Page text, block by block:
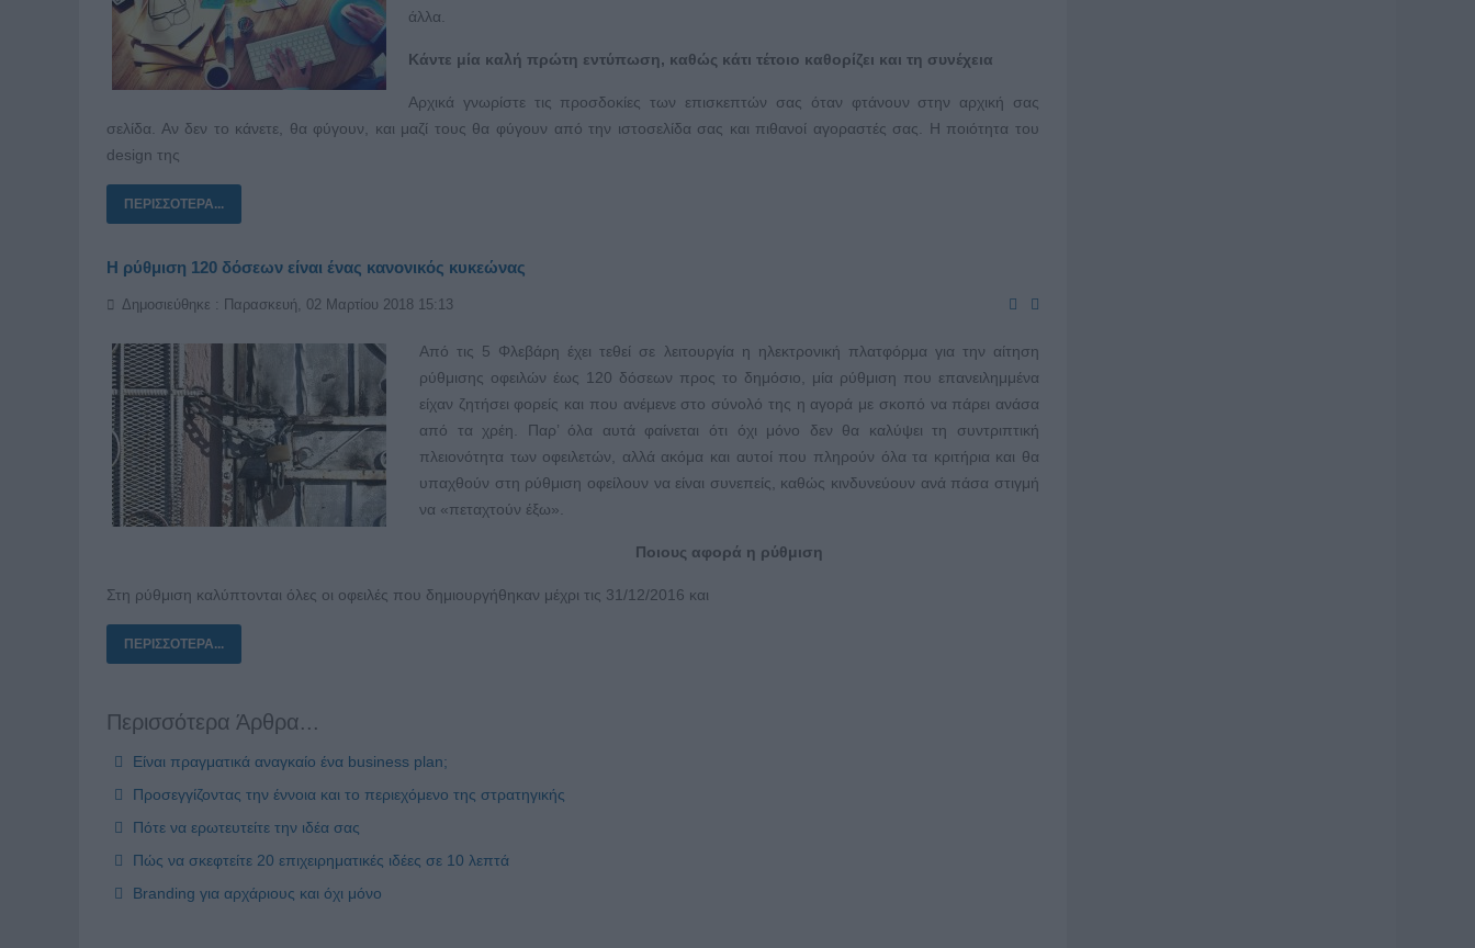
άλλα.
Κάντε μία καλή πρώτη εντύπωση, καθώς κάτι τέτοιο καθορίζει και τη συνέχεια
Αρχικά γνωρίστε τις προσδοκίες των επισκεπτών σας όταν φτάνουν στην αρχική σας
σελίδα. Αν δεν το κάνετε, θα φύγουν, και μαζί τους θα φύγουν από την ιστοσελίδα σας και πιθανοί αγοραστές σας. Η ποιότητα του
design της
ΠΕΡΙΣΣΌΤΕΡΑ...
Η ρύθμιση 120 δόσεων είναι ένας κανονικός κυκεώνας
Δημοσιεύθηκε : Παρασκευή, 02 Μαρτίου 2018 15:13
Από τις 5 Φλεβάρη έχει τεθεί σε λειτουργία η ηλεκτρονική πλατφόρμα για την αίτηση
ρύθμισης οφειλών έως 120 δόσεων προς το δημόσιο, μία ρύθμιση που επανειλημμένα
είχαν ζητήσει φορείς και που ανέμενε στο σύνολό της η αγορά με σκοπό να πάρει ανάσα
από τα χρέη. Παρ’ όλα αυτά φαίνεται ότι όχι μόνο δεν θα καλύψει τη συντριπτική
πλειονότητα των οφειλετών, αλλά ακόμα και αυτοί που πληρούν όλα τα κριτήρια και θα
υπαχθούν στη ρύθμιση οφείλουν να είναι συνεπείς, καθώς κινδυνεύουν ανά πάσα στιγμή
να «πεταχτούν έξω».
Ποιους αφορά η ρύθμιση
Στη ρύθμιση καλύπτονται όλες οι οφειλές που δημιουργήθηκαν μέχρι τις 31/12/2016 και
ΠΕΡΙΣΣΌΤΕΡΑ...
Περισσότερα Άρθρα...
Είναι πραγματικά αναγκαίο ένα business plan;
Προσεγγίζοντας την έννοια και το περιεχόμενο της στρατηγικής
Πότε να ερωτευτείτε την ιδέα σας
Πώς να σκεφτείτε 20 επιχειρηματικές ιδέες σε 10 λεπτά
Branding για αρχάριους και όχι μόνο